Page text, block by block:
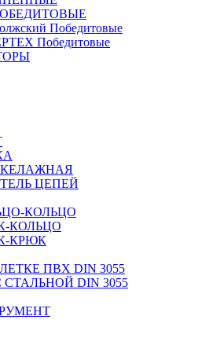
Победитовые
Победитовые
ЦЕПЕЙ
КОЛЬЦО
КОЛЬЦО
КРЮК
ПВХ DIN 3055
СТАЛЬНОЙ DIN 3055